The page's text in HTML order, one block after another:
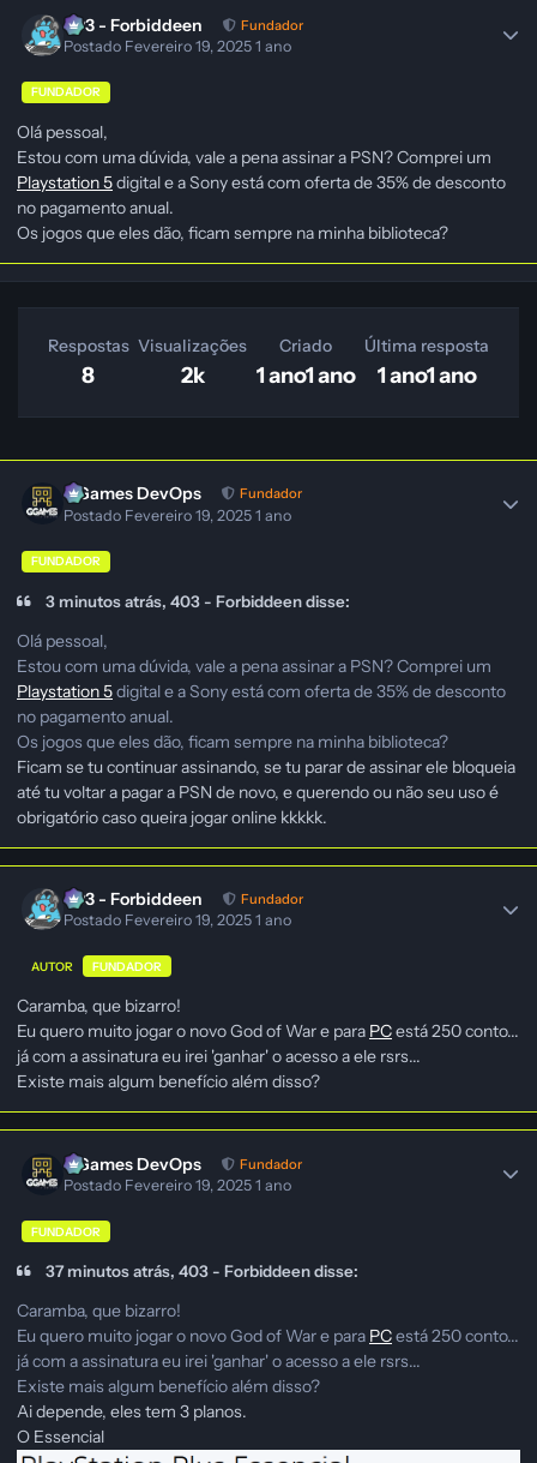
403 - Forbiddeen Fundador
Postado Fevereiro 19, 20251 ano
FUNDADOR
Olá pessoal,
Estou com uma dúvida, vale a pena assinar a PSN? Comprei um
Playstation 5digital e a Sony está com oferta de 35% de desconto
no pagamento anual.
Os jogos que eles dão, ficam sempre na minha biblioteca?
Respostas
8
Visualizações
2k
Criado
1 ano1 ano
Última resposta
1 ano1 ano
GGames DevOps Fundador
Postado Fevereiro 19, 20251 ano
FUNDADOR
3 minutos atrás, 403 - Forbiddeen disse:
Olá pessoal,
Estou com uma dúvida, vale a pena assinar a PSN? Comprei um
Playstation 5digital e a Sony está com oferta de 35% de desconto
no pagamento anual.
Os jogos que eles dão, ficam sempre na minha biblioteca?
Ficam se tu continuar assinando, se tu parar de assinar ele bloqueia
até tu voltar a pagar a PSN de novo, e querendo ou não seu uso é
obrigatório caso queira jogar online kkkkk.
403 - Forbiddeen Fundador
Postado Fevereiro 19, 20251 ano
AUTOR FUNDADOR
Caramba, que bizarro!
Eu quero muito jogar o novo God of War e para PCestá 250 conto...
já com a assinatura eu irei 'ganhar' o acesso a ele rsrs...
Existe mais algum benefício além disso?
GGames DevOps Fundador
Postado Fevereiro 19, 20251 ano
FUNDADOR
37 minutos atrás, 403 - Forbiddeen disse:
Caramba, que bizarro!
Eu quero muito jogar o novo God of War e para PCestá 250 conto...
já com a assinatura eu irei 'ganhar' o acesso a ele rsrs...
Existe mais algum benefício além disso?
Ai depende, eles tem 3 planos.
O Essencial